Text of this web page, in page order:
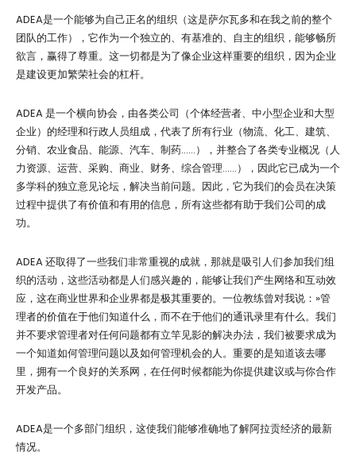
ADEA是一个能够为自己正名的组织（这是萨尔瓦多和在我之前的整个
团队的工作），它作为一个独立的、有基准的、自主的组织，能够畅所
欲言，赢得了尊重。这一切都是为了像企业这样重要的组织，因为企业
是建设更加繁荣社会的杠杆。
ADEA 是一个横向协会，由各类公司（个体经营者、中小型企业和大型
企业）的经理和行政人员组成，代表了所有行业（物流、化工、建筑、
分销、农业食品、能源、汽车、制药……），并整合了各类专业概况（人
力资源、运营、采购、商业、财务、综合管理……），因此它已成为一个
多学科的独立意见论坛，解决当前问题。因此，它为我们的会员在决策
过程中提供了有价值和有用的信息，所有这些都有助于我们公司的成
功。
ADEA 还取得了一些我们非常重视的成就，那就是吸引人们参加我们组
织的活动，这些活动都是人们感兴趣的，能够让我们产生网络和互动效
应，这在商业世界和企业界都是极其重要的。一位教练曾对我说：»管
理者的价值在于他们知道什么，而不在于他们的通讯录里有什么。我们
并不要求管理者对任何问题都有立竿见影的解决办法，我们被要求成为
一个知道如何管理问题以及如何管理机会的人。重要的是知道该去哪
里，拥有一个良好的关系网，在任何时候都能为你提供建议或与你合作
开发产品。
ADEA是一个多部门组织，这使我们能够准确地了解阿拉贡经济的最新
情况。